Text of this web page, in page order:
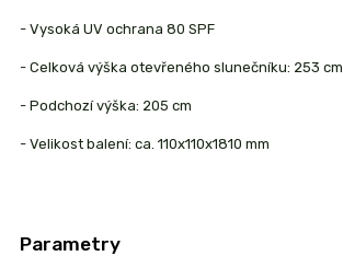
- Vysoká UV ochrana 80 SPF
- Celková výška otevřeného slunečníku: 253 cm
- Podchozí výška: 205 cm
- Velikost balení: ca. 110x110x1810 mm
Parametry